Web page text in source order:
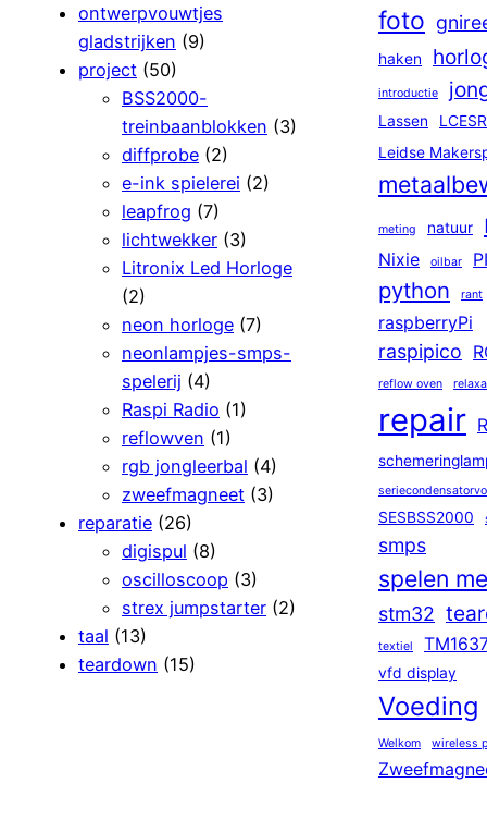
ontwerpvouwtjes
gladstrijken (9)
project (50)
BSS2000-
treinbaanblokken (3)
diffprobe (2)
e-ink spielerei (2)
leapfrog (7)
lichtwekker (3)
Litronix Led Horloge
(2)
neon horloge (7)
neonlampjes-smps-
spelerij (4)
Raspi Radio (1)
reflowven (1)
rgb jongleerbal (4)
zweefmagneet (3)
reparatie (26)
digispul (8)
oscilloscoop (3)
strex jumpstarter (2)
taal (13)
teardown (15)
foto
haken
introductie
Lassen
Leidse
meting natuur
Nixie oilbar
python rant
raspberryPi
raspipico
reflow oven
repair
SESBSS2000
smps
spelen
stm32
textiel
vfd display
Voeding
Welkom wireless